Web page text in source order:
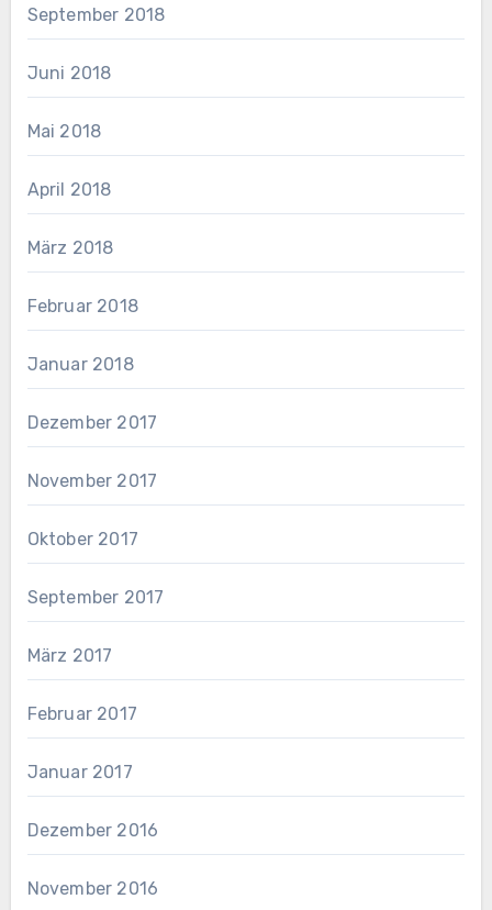
September 2018
Juni 2018
Mai 2018
April 2018
März 2018
Februar 2018
Januar 2018
Dezember 2017
November 2017
Oktober 2017
September 2017
März 2017
Februar 2017
Januar 2017
Dezember 2016
November 2016